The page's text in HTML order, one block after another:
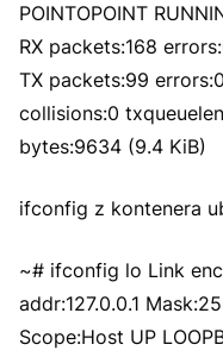
POINTOPOINT
RX packets:168
TX packets:99
collisions:0
bytes:9634 (9.4 KiB)
ifconfig z kontenera
~# ifconfig lo Link
addr:127.0.0.1
Scope:Host UP